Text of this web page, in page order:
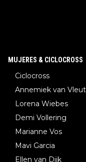
MUJERES & CICLOCROSS
Ciclocross
Annemiek van
Lorena Wiebes
Demi Vollering
Marianne Vos
Mavi Garcia
Ellen van Dijk